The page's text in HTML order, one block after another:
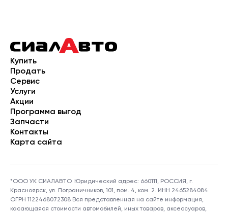
Купить
Продать
Сервис
Услуги
Акции
Программа выгод
Запчасти
Контакты
Карта сайта
*ООО УК СИАЛАВТО. Юридический адрес: 660111, РОССИЯ, г.
Красноярск, ул. Пограничников, 101, пом. 4, ком. 2. ИНН 2465284084.
ОГРН 1122468072308 Вся представленная на сайте информация,
касающаяся стоимости автомобилей, иных товаров, аксессуаров,